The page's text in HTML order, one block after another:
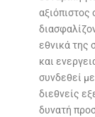
εθνικά της
και
συνδεθεί
διεθνείς
δυνατή